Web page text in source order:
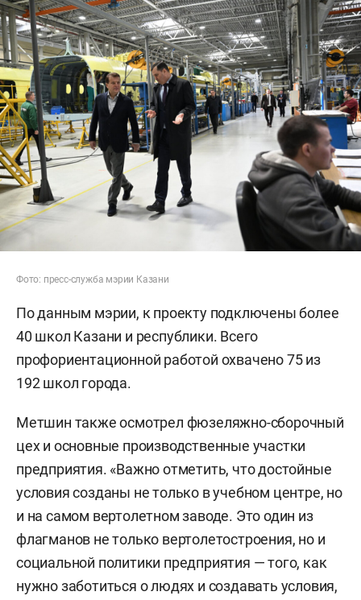
Фото: пресс-служба мэрии Казани
По данным мэрии, к проекту подключены более
40 школ Казани и республики. Всего
профориентационной работой охвачено 75 из
192 школ города.
Метшин также осмотрел фюзеляжно-сборочный
цех и основные производственные участки
предприятия. «Важно отметить, что достойные
условия созданы не только в учебном центре, но
и на самом вертолетном заводе. Это один из
флагманов не только вертолетостроения, но и
социальной политики предприятия — того, как
нужно заботиться о людях и создавать условия,